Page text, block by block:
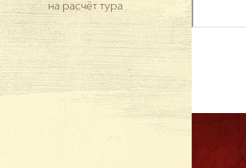
на расчёт тура